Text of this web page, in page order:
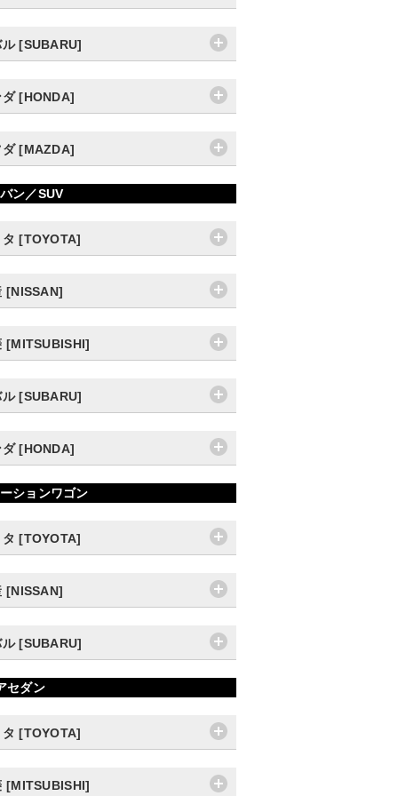
ル [SUBARU]
ダ [HONDA]
ダ [MAZDA]
ン／SUV
タ [TOYOTA]
[NISSAN]
[MITSUBISHI]
ル [SUBARU]
ダ [HONDA]
ションワゴン
タ [TOYOTA]
[NISSAN]
ル [SUBARU]
セダン
タ [TOYOTA]
[MITSUBISHI]